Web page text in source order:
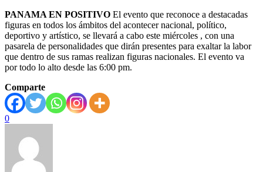
PANAMA EN POSITIVO El evento que reconoce a destacadas
figuras en todos los ámbitos del acontecer nacional, político,
deportivo y artístico, se llevará a cabo este miércoles , con una
pasarela de personalidades que dirán presentes para exaltar la labor
que dentro de sus ramas realizan figuras nacionales. El evento va
por todo lo alto desde las 6:00 pm.
Comparte
0